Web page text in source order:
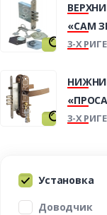
«САМ
3-Х
3-Х
Установка
Доводчик